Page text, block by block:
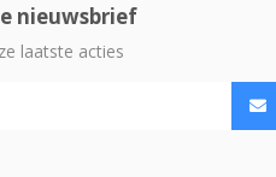
nieuwsbrief
laatste acties